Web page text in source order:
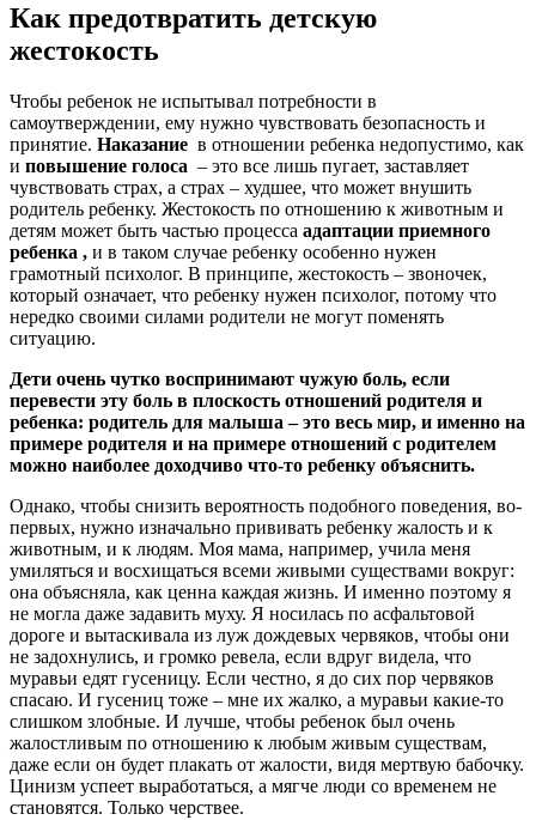
Как предотвратить детскую
жестокость
Чтобы ребенок не испытывал потребности в
самоутверждении, ему нужно чувствовать безопасность и
принятие. Наказание в отношении ребенка недопустимо, как
и повышение голоса – это все лишь пугает, заставляет
чувствовать страх, а страх – худшее, что может внушить
родитель ребенку. Жестокость по отношению к животным и
детям может быть частью процесса адаптации приемного
ребенка , и в таком случае ребенку особенно нужен
грамотный психолог. В принципе, жестокость – звоночек,
который означает, что ребенку нужен психолог, потому что
нередко своими силами родители не могут поменять
ситуацию.
Дети очень чутко воспринимают чужую боль, если
перевести эту боль в плоскость отношений родителя и
ребенка: родитель для малыша – это весь мир, и именно на
примере родителя и на примере отношений с родителем
можно наиболее доходчиво что-то ребенку объяснить.
Однако, чтобы снизить вероятность подобного поведения, во-
первых, нужно изначально прививать ребенку жалость и к
животным, и к людям. Моя мама, например, учила меня
умиляться и восхищаться всеми живыми существами вокруг:
она объясняла, как ценна каждая жизнь. И именно поэтому я
не могла даже задавить муху. Я носилась по асфальтовой
дороге и вытаскивала из луж дождевых червяков, чтобы они
не задохнулись, и громко ревела, если вдруг видела, что
муравьи едят гусеницу. Если честно, я до сих пор червяков
спасаю. И гусениц тоже – мне их жалко, а муравьи какие-то
слишком злобные. И лучше, чтобы ребенок был очень
жалостливым по отношению к любым живым существам,
даже если он будет плакать от жалости, видя мертвую бабочку.
Цинизм успеет выработаться, а мягче люди со временем не
становятся. Только черствее.